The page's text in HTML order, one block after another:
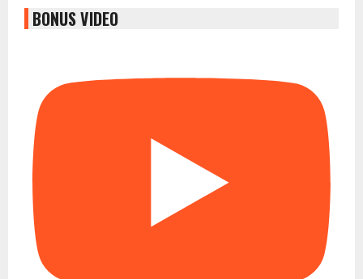
BONUS VIDEO